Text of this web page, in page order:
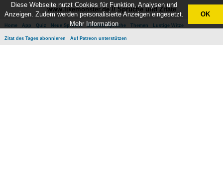
www.likemonster.de // Sprüche und Zitate
Home App Quiz Neue Sprüche Beliebte Sprüche Themen Lustige Witze
Zitat des Tages abonnieren Auf Patreon unterstützen
Diese Webseite nutzt Cookies für Funktion, Analysen und
Anzeigen. Zudem werden personalisierte Anzeigen eingesetzt.
Mehr Information
OK